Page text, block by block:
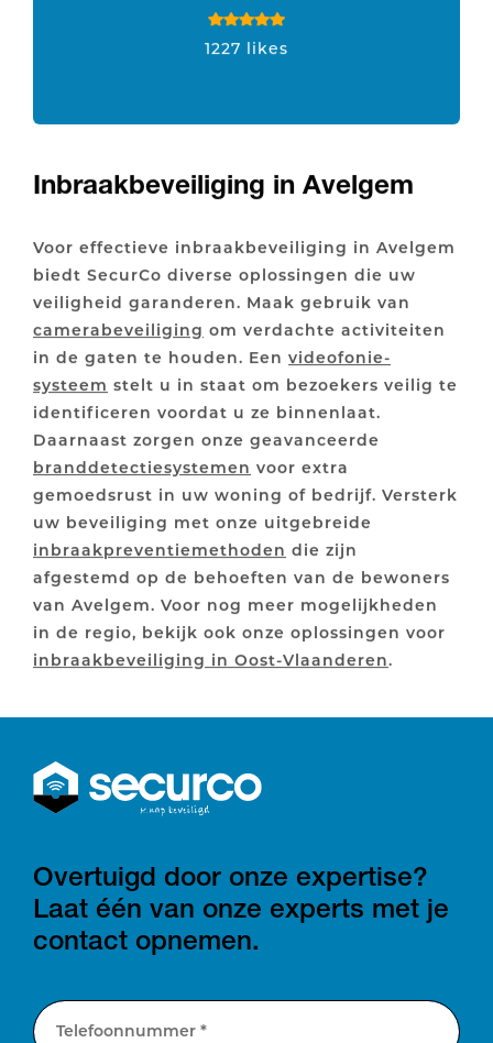
1227 likes
Inbraakbeveiliging in Avelgem
Voor effectieve inbraakbeveiliging in Avelgem
biedt SecurCo diverse oplossingen die uw
veiligheid garanderen. Maak gebruik van
camerabeveiliging om verdachte activiteiten
in de gaten te houden. Een videofonie-
systeem stelt u in staat om bezoekers veilig te
identificeren voordat u ze binnenlaat.
Daarnaast zorgen onze geavanceerde
branddetectiesystemen voor extra
gemoedsrust in uw woning of bedrijf. Versterk
uw beveiliging met onze uitgebreide
inbraakpreventiemethoden die zijn
afgestemd op de behoeften van de bewoners
van Avelgem. Voor nog meer mogelijkheden
in de regio, bekijk ook onze oplossingen voor
inbraakbeveiliging in Oost-Vlaanderen.
Overtuigd door onze expertise?
Laat één van onze experts met je
contact opnemen.
Telefoonnummer *